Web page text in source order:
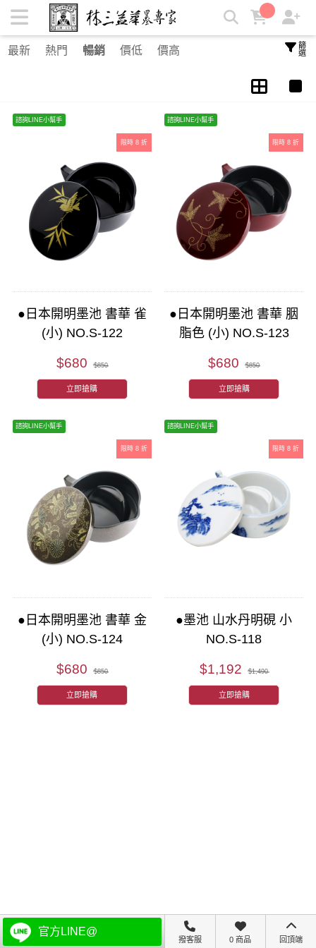
日本開明墨池 | 林三益筆墨專家
最新 熱門 暢銷 價低 價高 篩選
限時 8 折
諮詢LINE小幫手
●日本開明墨池 書華 雀
(小) NO.S-122
$680 $850
立即搶購
限時 8 折
諮詢LINE小幫手
●日本開明墨池 書華 胭
脂色 (小) NO.S-123
$680 $850
立即搶購
限時 8 折
諮詢LINE小幫手
●日本開明墨池 書華 金
(小) NO.S-124
$680 $850
立即搶購
限時 8 折
諮詢LINE小幫手
●墨池 山水丹明硯 小
NO.S-118
$1,192 $1,490
立即搶購
官方LINE@
回頂端
0 商品
撥客服